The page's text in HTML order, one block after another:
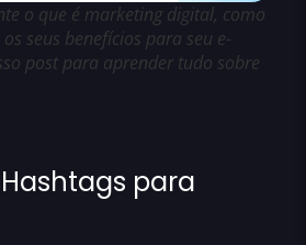
o que é marketing digital, como
seus benefícios para seu e-
post para aprender tudo sobre
para